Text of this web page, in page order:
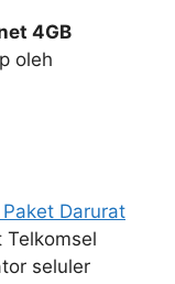
4GB
oleh
Darurat
Telkomsel
seluler